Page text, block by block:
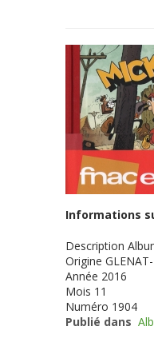
Informations
Description
Origine
Année 2016
Mois 11
Numéro 1904
Publié dans